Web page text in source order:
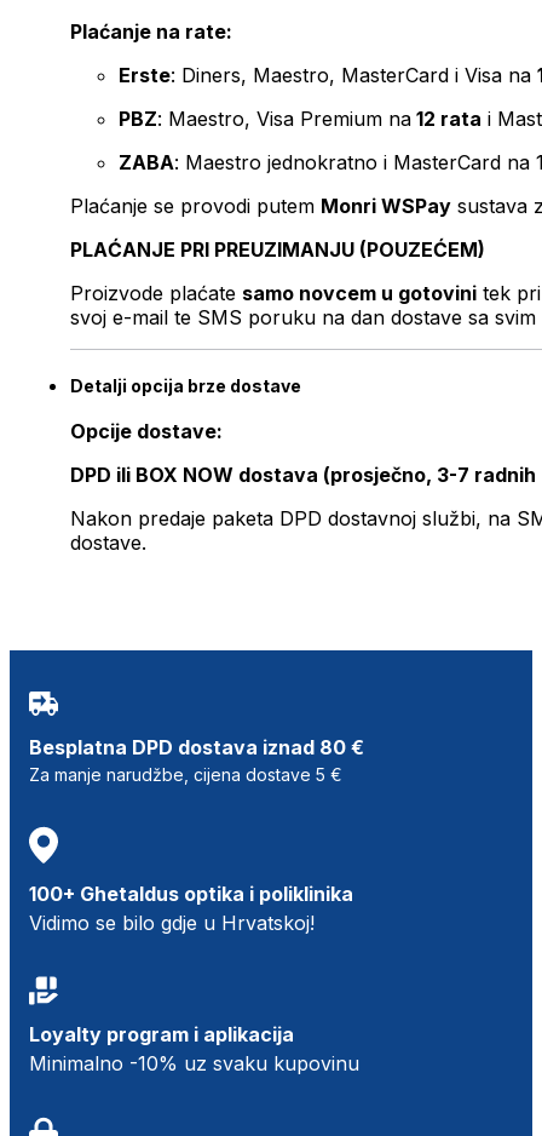
Plaćanje na rate:
Erste: Diners, Maestro, MasterCard i Visa na
PBZ: Maestro, Visa Premium na 12 rata i
ZABA: Maestro jednokratno i MasterCard na
Plaćanje se provodi putem Monri WSPay sustava
PLAĆANJE PRI PREUZIMANJU (POUZEĆEM)
Proizvode plaćate samo novcem u gotovini tek
svoj e-mail te SMS poruku na dan dostave sa svim
Detalji opcija brze dostave
Opcije dostave:
DPD ili BOX NOW dostava (prosječno, 3-7 radnih
Nakon predaje paketa DPD dostavnoj službi, na
dostave.
Besplatna DPD dostava iznad 80 €
Za manje narudžbe, cijena dostave 5 €
100+ Ghetaldus optika i poliklinika
Vidimo se bilo gdje u Hrvatskoj!
Loyalty program i aplikacija
Minimalno -10% uz svaku kupovinu